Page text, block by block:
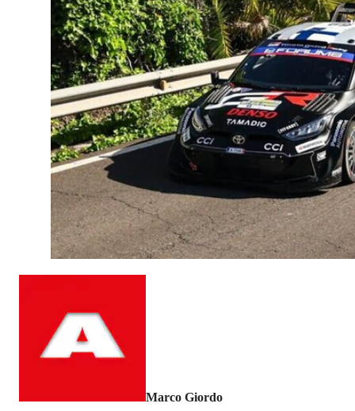
Marco Giordo